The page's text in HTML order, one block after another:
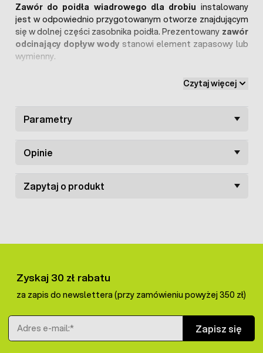
Zawór do poidła wiadrowego dla drobiu instalowany
jest w odpowiednio przygotowanym otworze znajdującym
się w dolnej części zasobnika poidła. Prezentowany zawór
odcinający dopływ wody stanowi element zapasowy lub
wymienny.
Czytaj więcej
Parametry
Opinie
Zapytaj o produkt
Zyskaj 30 zł rabatu
za zapis do newslettera (przy zamówieniu powyżej 350 zł)
Adres e-mail
Zapisz się